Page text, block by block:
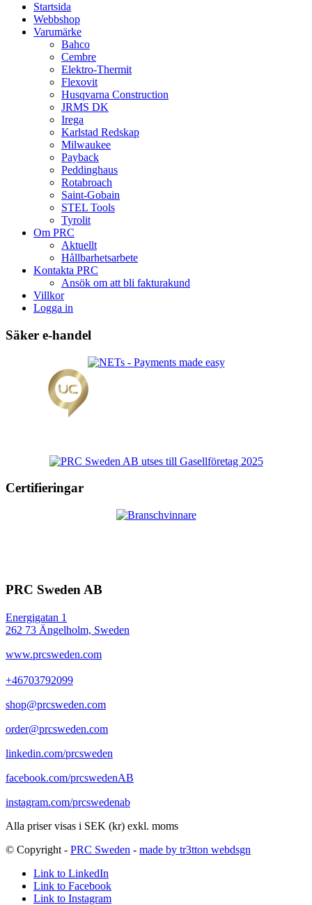
Startsida
Webbshop
Varumärke
Bahco
Cembre
Elektro-Thermit
Flexovit
Husqvarna Construction
JRMS DK
Irega
Karlstad Redskap
Milwaukee
Payback
Peddinghaus
Rotabroach
Saint-Gobain
STEL Tools
Tyrolit
Om PRC
Aktuellt
Hållbarhetsarbete
Kontakta PRC
Ansök om att bli fakturakund
Villkor
Logga in
Säker e-handel
Certifieringar
PRC Sweden AB
Energigatan 1
262 73 Ängelholm, Sweden
www.prcsweden.com
+46703792099
shop@prcsweden.com
order@prcsweden.com
linkedin.com/prcsweden
facebook.com/prcswedenAB
instagram.com/prcswedenab
Alla priser visas i SEK (kr) exkl. moms
© Copyright - PRC Sweden - made by tr3tton webdsgn
Link to LinkedIn
Link to Facebook
Link to Instagram